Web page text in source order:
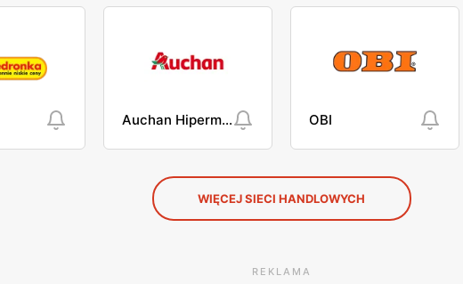
Auchan Hipermarket OBI
WIĘCEJ SIECI HANDLOWYCH
REKLAMA